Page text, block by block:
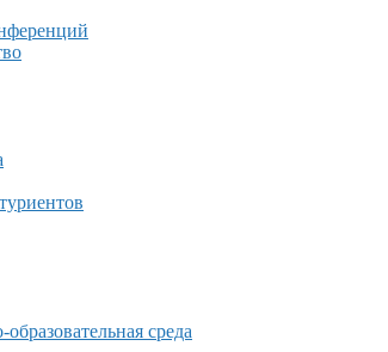
среда